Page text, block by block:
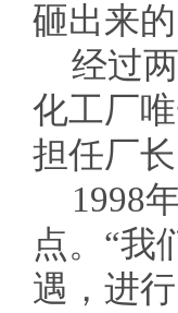
砸出来的
经过
化工厂
担任厂长
1998
点。“我
遇，进